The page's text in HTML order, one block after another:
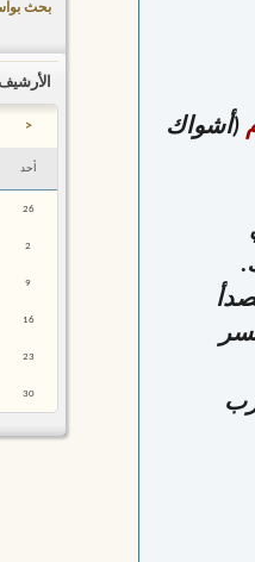
(أشواك
بحث
<
أحد
26
2
9
16
23
30